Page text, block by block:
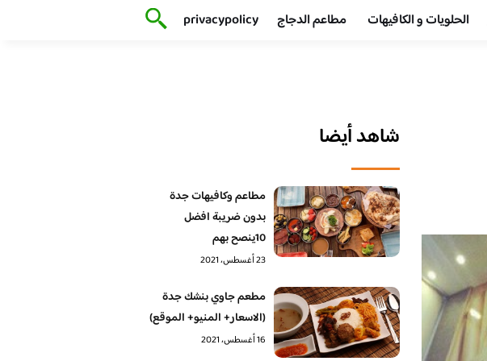
الحلويات و الكافيهات ‎ مطاعم الدجاج privacypolicy
شاهد أيضا
مطاعم وكافيهات جدة
بدون ضريبة افضل
10ينصح بهم
23 أغسطس، 2021
مطعم جاوي بنشك جدة
(الاسعار+ المنيو+ الموقع)
16 أغسطس، 2021